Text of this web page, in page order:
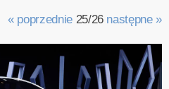
« poprzednie25/26 następne »